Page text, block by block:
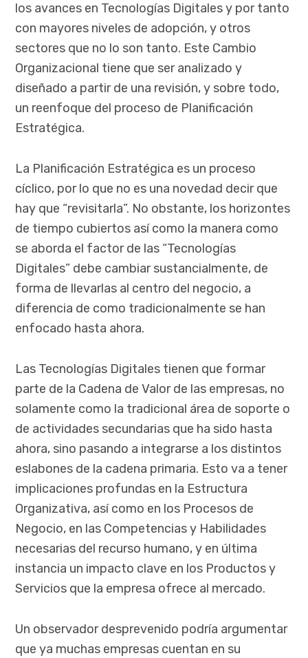
los avances en Tecnologías Digitales y por tanto
con mayores niveles de adopción, y otros
sectores que no lo son tanto. Este Cambio
Organizacional tiene que ser analizado y
diseñado a partir de una revisión, y sobre todo,
un reenfoque del proceso de Planificación
Estratégica.
La Planificación Estratégica es un proceso
cíclico, por lo que no es una novedad decir que
hay que “revisitarla”. No obstante, los horizontes
de tiempo cubiertos así como la manera como
se aborda el factor de las “Tecnologías
Digitales” debe cambiar sustancialmente, de
forma de llevarlas al centro del negocio, a
diferencia de como tradicionalmente se han
enfocado hasta ahora.
Las Tecnologías Digitales tienen que formar
parte de la Cadena de Valor de las empresas, no
solamente como la tradicional área de soporte o
de actividades secundarias que ha sido hasta
ahora, sino pasando a integrarse a los distintos
eslabones de la cadena primaria. Esto va a tener
implicaciones profundas en la Estructura
Organizativa, así como en los Procesos de
Negocio, en las Competencias y Habilidades
necesarias del recurso humano, y en última
instancia un impacto clave en los Productos y
Servicios que la empresa ofrece al mercado.
Un observador desprevenido podría argumentar
que ya muchas empresas cuentan en su